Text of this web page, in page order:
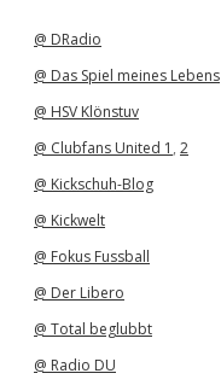
@ DRadio
@ Das Spiel meines Lebens
@ HSV Klönstuv
@ Clubfans United 1 , 2
@ Kickschuh-Blog
@ Kickwelt
@ Fokus Fussball
@ Der Libero
@ Total beglubbt
@ Radio DU